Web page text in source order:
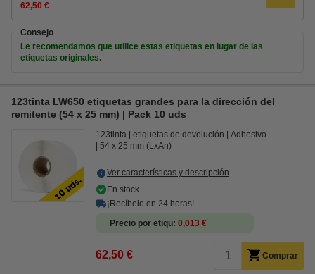
62,50 €
Consejo
Le recomendamos que utilice estas etiquetas en lugar de las
etiquetas originales.
123tinta LW650 etiquetas grandes para la dirección del
remitente (54 x 25 mm) | Pack 10 uds
123tinta etiquetas de devolución
Adhesivo
54 x 25 mm (LxAn)
Ver características y descripción
En stock
¡Recíbelo en 24 horas!
Precio por etiqu 0,013 €
62,50 € Comprar